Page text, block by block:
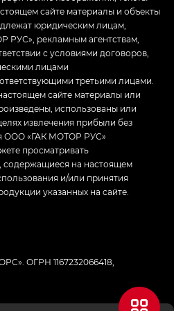
сайте материалы и объекты
юридическим лицам,
рекламным агентствам,
с условиями договоров,
лицами
третьими лицами.
сайте материалы или
использованы или
извлечения прибыли без
ООО «ГАК МОТОР РУС»
просматривать
содержащиеся на настоящем
и/или принятия
указанных на сайте.
ОГРН 1167232066418,